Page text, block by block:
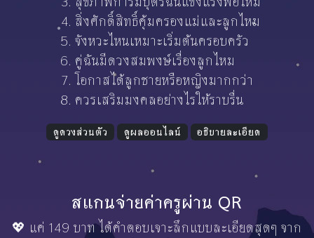
สิ่งศักดิ์สิทธิ์คุ้มครองแม่และลูกไหม
จังหวะไหนเหมาะเริ่มต้นครอบครัว
คู่ฉันมีดวงสมพงษ์เรื่องลูกไหม
โอกาสได้ลูกชายหรือหญิงมากกว่า
ควรเสริมมงคลอย่างไรให้ราบรื่น
ดูดวงส่วนตัว ดูผลออนไลน์ อธิบายละเอียด
สแกนจ่ายค่าครูผ่าน QR
💖 แค่ 149 บาท ได้คำตอบเจาะลึกแบบละเอียดสุดๆ จาก